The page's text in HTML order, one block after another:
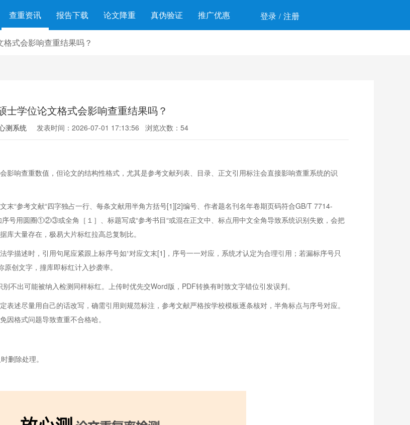
查重资讯 报告下载 论文降重 真伪验证 推广优惠 登录 / 注册
格式会影响查重结果吗？
士学位论文格式会影响查重结果吗？
测系统 发表时间：2026-07-01 17:13:56 浏览次数：54
影响查重数值，但论文的结构性格式，尤其是参考文献列表、目录、正文引用标注会直接影响查重系统的识
“参考文献“四字独占一行、每条文献用半角方括号[1][2]编号、作者题名刊名年卷期页码符合GB/T 7714-
号用圆圈①②③或全角［１］、标题写成“参考书目“或混在正文中、标点用中文全角导致系统识别失败，会把
大量存在，极易大片标红拉高总复制比。
学描述时，引用句尾应紧跟上标序号如¹对应文末[1]，序号一一对应，系统才认定为合理引用；若漏标序号只
创文字，撞库即标红计入抄袭率。
不出可能被纳入检测同样标红。上传时优先交Word版，PDF转换有时致文字错位引发误判。
述尽量用自己的话改写，确需引用则规范标注，参考文献严格按学校模板逐条核对，半角标点与序号对应。
因格式问题导致查重不合格哈。
删除处理。